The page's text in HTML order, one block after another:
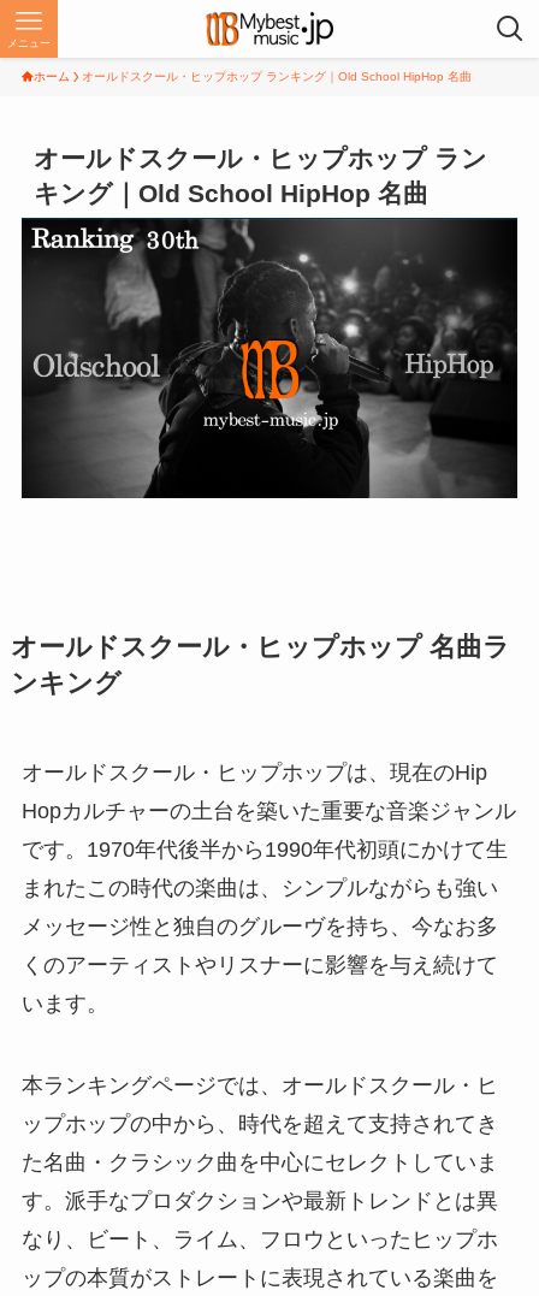
メニュー
ホーム オールドスクール・ヒップホップ ランキング｜Old School HipHop 名曲
オールドスクール・ヒップホップ ラン
キング｜Old School HipHop 名曲
オールドスクール・ヒップホップ 名曲ラ
ンキング
オールドスクール・ヒップホップは、現在のHip
Hopカルチャーの土台を築いた重要な音楽ジャンル
です。1970年代後半から1990年代初頭にかけて生
まれたこの時代の楽曲は、シンプルながらも強い
メッセージ性と独自のグルーヴを持ち、今なお多
くのアーティストやリスナーに影響を与え続けて
います。
本ランキングページでは、オールドスクール・ヒ
ップホップの中から、時代を超えて支持されてき
た名曲・クラシック曲を中心にセレクトしていま
す。派手なプロダクションや最新トレンドとは異
なり、ビート、ライム、フロウといったヒップホ
ップの本質がストレートに表現されている楽曲を